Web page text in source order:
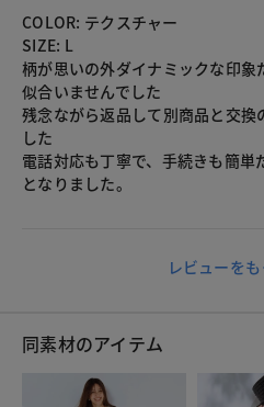
COLOR: テクスチャー
SIZE: L
柄が思いの外ダイナミックな印象
似合いませんでした
残念ながら返品して別商品と交換
した
電話対応も丁寧で、手続きも簡単
となりました。
レビューを
同素材のアイテム